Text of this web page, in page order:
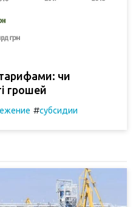
чи
грошей
#субсидии